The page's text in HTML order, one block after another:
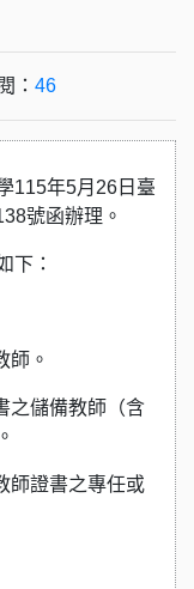
： 46
115年5月26日臺
號函辦理。
下：
師。
之儲備教師（含
師證書之專任或